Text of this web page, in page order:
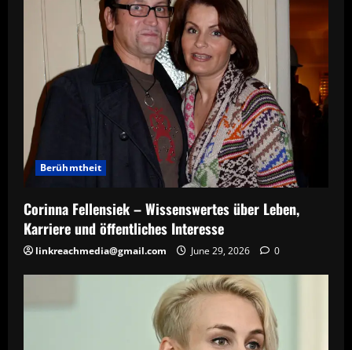
Berühmtheit
Corinna Fellensiek – Wissenswertes über Leben,
Karriere und öffentliches Interesse
linkreachmedia@gmail.com June 29, 2026 0